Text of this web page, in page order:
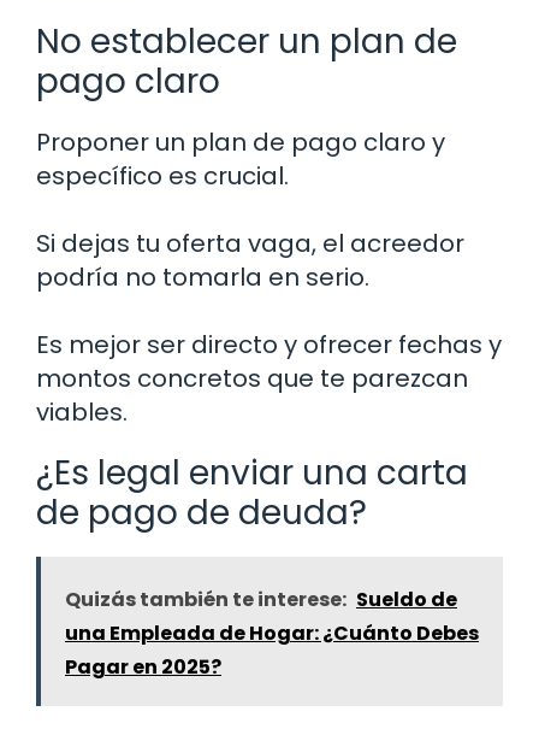
No establecer un plan de
pago claro
Proponer un plan de pago claro y
específico es crucial.
Si dejas tu oferta vaga, el acreedor
podría no tomarla en serio.
Es mejor ser directo y ofrecer fechas y
montos concretos que te parezcan
viables.
¿Es legal enviar una carta
de pago de deuda?
Quizás también te interese: Sueldo de
una Empleada de Hogar: ¿Cuánto Debes
Pagar en 2025?